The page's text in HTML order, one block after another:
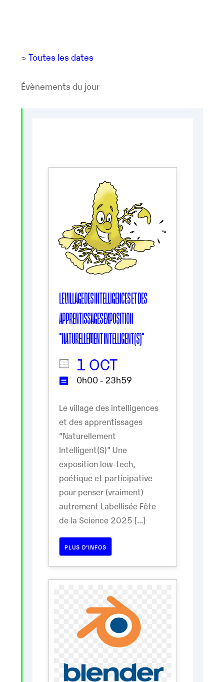
> Toutes les dates
Évènements du jour
LE VILLAGE DES INTELLIGENCES ET DES
APPRENTISSAGES EXPOSITION
"NATURELLEMENT INTELLIGENT(S)"
1 OCT
0h00 - 23h59
Le village des intelligences
et des apprentissages
“Naturellement
Intelligent(S)” Une
exposition low-tech,
poétique et participative
pour penser (vraiment)
autrement Labellisée Fête
de la Science 2025 [...]
PLUS D’INFOS